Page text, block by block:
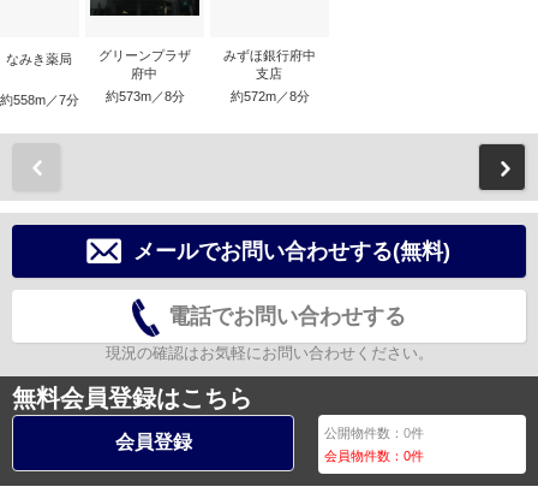
なみき薬局
約558m／7分
グリーンプラザ
府中
約573m／8分
みずほ銀行府中
支店
約572m／8分
メールでお問い合わせする(無料)
電話でお問い合わせする
現況の確認はお気軽にお問い合わせください。
無料会員登録はこちら
会員登録 公開物件数：0件
会員物件数：0件